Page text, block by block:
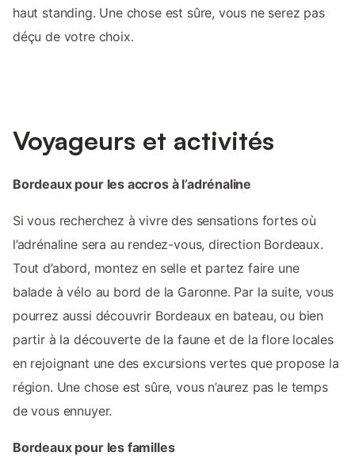
haut standing. Une chose est sûre, vous ne serez pas
déçu de votre choix.
Voyageurs et activités
Bordeaux pour les accros à l’adrénaline
Si vous recherchez à vivre des sensations fortes où
l’adrénaline sera au rendez-vous, direction Bordeaux.
Tout d’abord, montez en selle et partez faire une
balade à vélo au bord de la Garonne. Par la suite, vous
pourrez aussi découvrir Bordeaux en bateau, ou bien
partir à la découverte de la faune et de la flore locales
en rejoignant une des excursions vertes que propose la
région. Une chose est sûre, vous n’aurez pas le temps
de vous ennuyer.
Bordeaux pour les familles